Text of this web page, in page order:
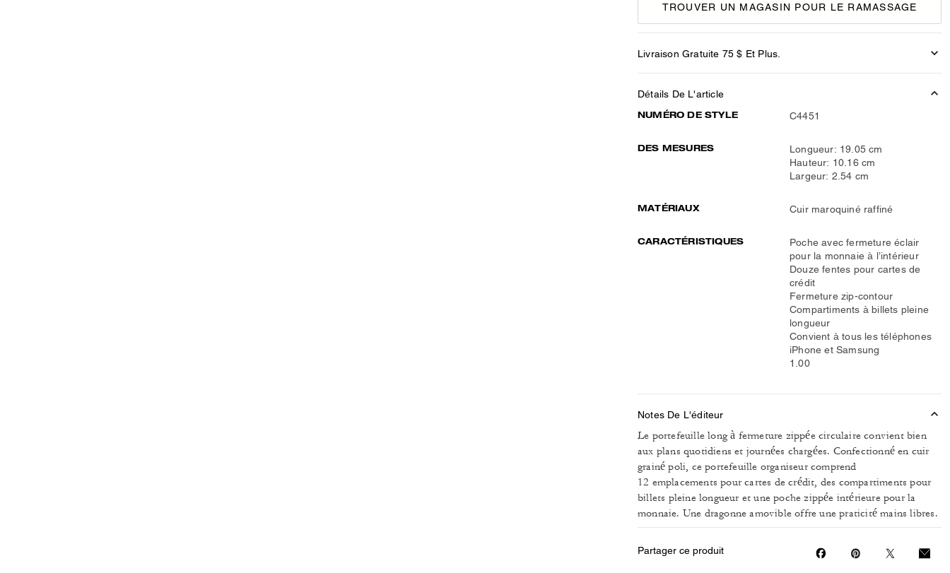
TROUVER UN MAGASIN POUR LE RAMASSAGE
Livraison Gratuite 75 $ Et Plus.
Détails De L'article
NUMÉRO DE STYLE C4451
DES MESURES
Longueur: 19.05 cm
Hauteur: 10.16 cm
Largeur: 2.54 cm
MATÉRIAUX Cuir maroquiné raffiné
CARACTÉRISTIQUES
Poche avec fermeture éclair
pour la monnaie à l’intérieur
Douze fentes pour cartes de
crédit
Fermeture zip-contour
Compartiments à billets pleine
longueur
Convient à tous les téléphones
iPhone et Samsung
1.00
Notes De L'éditeur
Le portefeuille long à fermeture zippée circulaire convient bien
aux plans quotidiens et journées chargées. Confectionné en cuir
grainé poli, ce portefeuille organiseur comprend
12 emplacements pour cartes de crédit, des compartiments pour
billets pleine longueur et une poche zippée intérieure pour la
monnaie. Une dragonne amovible offre une praticité mains libres.
Partager ce produit